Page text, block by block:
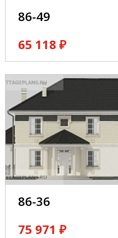
86-49
65 118 ₽
86-36
75 971 ₽